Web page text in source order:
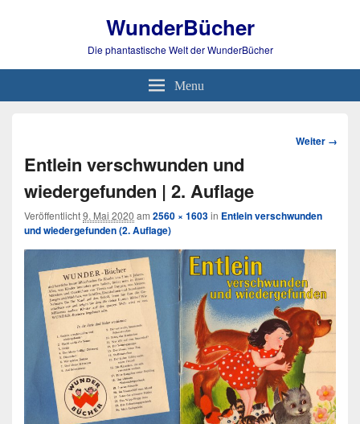
WunderBücher
Die phantastische Welt der WunderBücher
Menu
Bild-
Weiter →
Entlein verschwunden und
wiedergefunden | 2. Auflage
Veröffentlicht9. Mai 2020 am 2560 × 1603in Entlein verschwunden
und wiedergefunden (2. Auflage)